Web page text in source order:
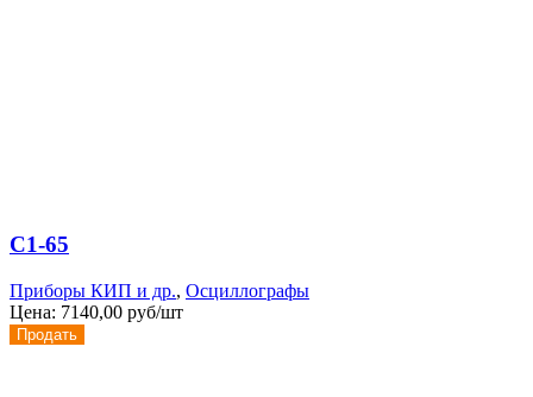
С1-65
Приборы КИП и др., Осциллографы
Цена: 7140,00 руб/шт
Продать